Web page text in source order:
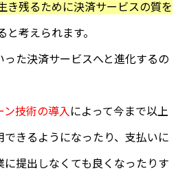
き残るために決済サービスの質を
と考えられます。
った決済サービスへと進化するの
ン技術の導入によって今まで以上
できるようになったり、支払いに
提出しなくても良くなったりす